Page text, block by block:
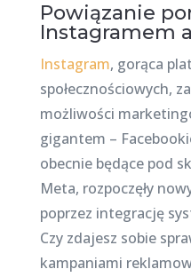
Powiązanie
Instagramem
Instagram, gorąca
społecznościowych,
możliwości
gigantem –
obecnie będące pod
Meta, rozpoczęły
poprzez integrację
Czy zdajesz sobie
kampaniami